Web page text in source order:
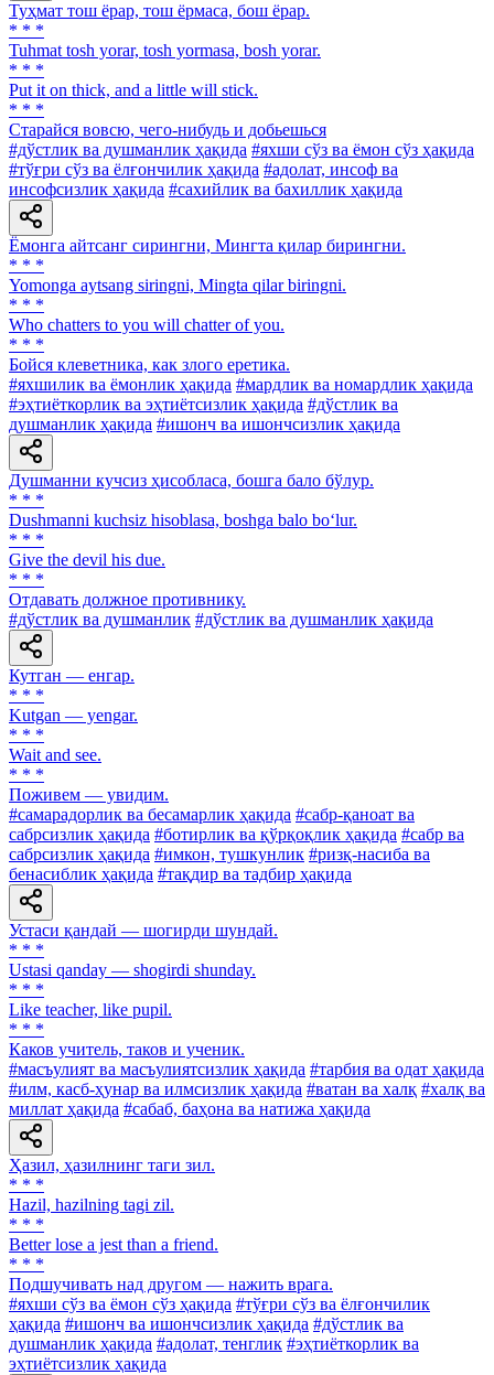
Туҳмат тош ёрар, тош ёрмаса, бош ёрар.
* * *
Tuhmat tosh yorar, tosh yormasa, bosh yorar.
* * *
Put it on thick, and a little will stick.
* * *
Старайся вовсю, чего-нибудь и добьешься
#дўстлик ва душманлик ҳақида #яхши сўз ва ёмон сўз ҳақида
#тўғри сўз ва ёлғончилик ҳақида #адолат, инсоф ва
инсофсизлик ҳақида #сахийлик ва бахиллик ҳақида
Ёмонга айтсанг сирингни, Мингта қилар бирингни.
* * *
Yomonga aytsang siringni, Mingta qilar biringni.
* * *
Who chatters to you will chatter of you.
* * *
Бойся клеветника, как злого еретика.
#яхшилик ва ёмонлик ҳақида #мардлик ва номардлик ҳақида
#эҳтиёткорлик ва эҳтиётсизлик ҳақида #дўстлик ва
душманлик ҳақида #ишонч ва ишончсизлик ҳақида
Душманни кучсиз ҳисобласа, бошга бало бўлур.
* * *
Dushmanni kuchsiz hisoblasa, boshga balo bo‘lur.
* * *
Give the devil his due.
* * *
Отдавать должное противнику.
#дўстлик ва душманлик #дўстлик ва душманлик ҳақида
Кутган — енгар.
* * *
Kutgan — yengar.
* * *
Wait and see.
* * *
Поживем — увидим.
#самарадорлик ва бесамарлик ҳақида #сабр-қаноат ва
сабрсизлик ҳақида #ботирлик ва қўрқоқлик ҳақида #сабр ва
сабрсизлик ҳақида #имкон, тушкунлик #ризқ-насиба ва
бенасиблик ҳақида #тақдир ва тадбир ҳақида
Устаси қандай — шогирди шундай.
* * *
Ustasi qanday — shogirdi shunday.
* * *
Like teacher, like pupil.
* * *
Каков учитель, таков и ученик.
#масъулият ва масъулиятсизлик ҳақида #тарбия ва одат ҳақида
#илм, касб-ҳунар ва илмсизлик ҳақида #ватан ва халқ #халқ ва
миллат ҳақида #сабаб, баҳона ва натижа ҳақида
Ҳазил, ҳазилнинг таги зил.
* * *
Hazil, hazilning tagi zil.
* * *
Better lose a jest than a friend.
* * *
Подшучивать над другом — нажить врага.
#яхши сўз ва ёмон сўз ҳақида #тўғри сўз ва ёлғончилик
ҳақида #ишонч ва ишончсизлик ҳақида #дўстлик ва
душманлик ҳақида #адолат, тенглик #эҳтиёткорлик ва
эҳтиётсизлик ҳақида